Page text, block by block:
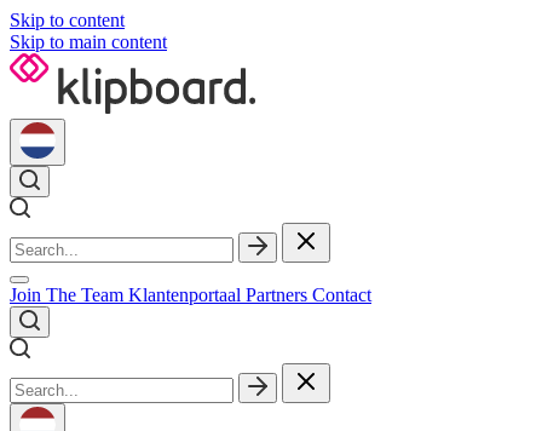
Skip to content
Skip to main content
Join The Team Klantenportaal Partners Contact